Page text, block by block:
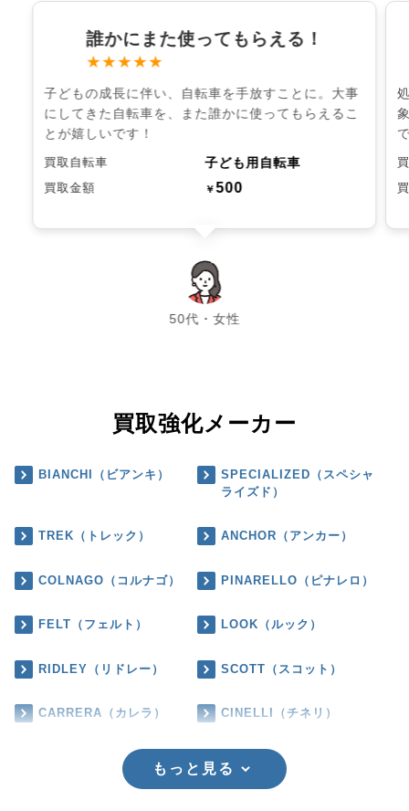
誰かにまた使ってもらえる！
★★★★★
子どもの成長に伴い、自転車を手放すことに。大事
にしてきた自転車を、また誰かに使ってもらえるこ
とが嬉しいです！
買取自転車 子ども用自転車
買取金額 ￥500
50代・女性
chevron_left chevron_right
買取強化メーカー
BIANCHI（ビアンキ）
SPECIALIZED（スペシャ
ライズド）
TREK（トレック） ANCHOR（アンカー）
COLNAGO（コルナゴ） PINARELLO（ピナレロ）
FELT（フェルト） LOOK（ルック）
RIDLEY（リドレー） SCOTT（スコット）
CARRERA（カレラ） CINELLI（チネリ）
もっと見る